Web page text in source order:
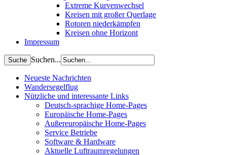
Extreme Kurvenwechsel
Kreisen mit großer Querlage
Rotoren niederkämpfen
Kreisen ohne Horizont
Impressum
Suchen...
Neueste Nachrichten
Wandersegelflug
Nützliche und interessante Links
Deutsch-sprachige Home-Pages
Europäische Home-Pages
Außereuropäische Home-Pages
Service Betriebe
Software & Hardware
Aktuelle Luftraumregelungen